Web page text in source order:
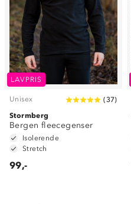
LAVPRIS
Unisex (37)
Stormberg
Bergen fleecegenser
Isolerende
Stretch
99,-